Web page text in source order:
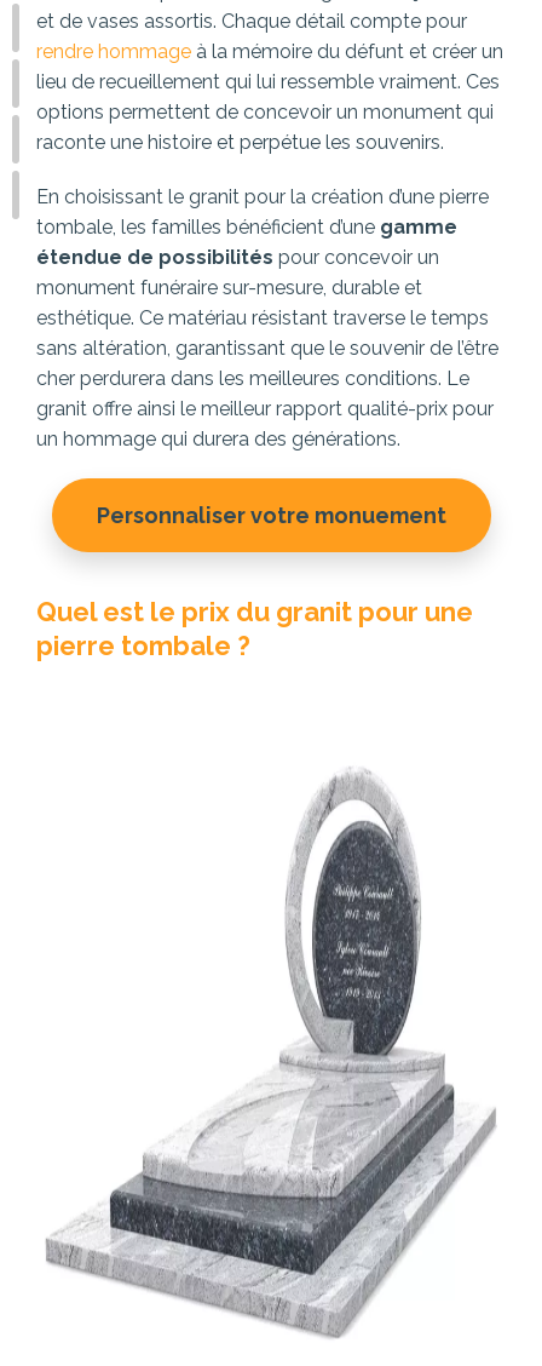
et de vases assortis. Chaque détail compte pour
rendre hommage à la mémoire du défunt et créer un
lieu de recueillement qui lui ressemble vraiment. Ces
options permettent de concevoir un monument qui
raconte une histoire et perpétue les souvenirs.
En choisissant le granit pour la création d’une pierre
tombale, les familles bénéficient d’une gamme
étendue de possibilités pour concevoir un
monument funéraire sur-mesure, durable et
esthétique. Ce matériau résistant traverse le temps
sans altération, garantissant que le souvenir de l’être
cher perdurera dans les meilleures conditions. Le
granit offre ainsi le meilleur rapport qualité-prix pour
un hommage qui durera des générations.
Personnaliser votre monuement
Quel est le prix du granit pour une
pierre tombale ?